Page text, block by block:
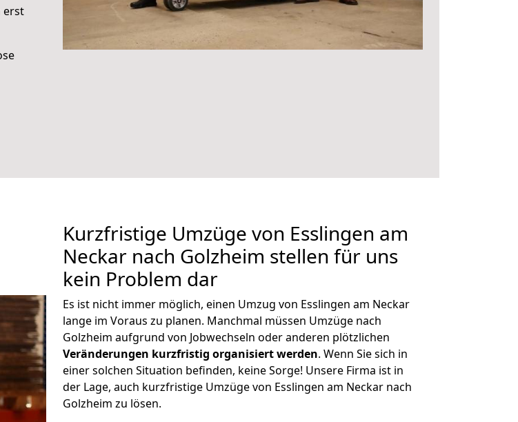
erst
Kurzfristige Umzüge von Esslingen am
Neckar nach Golzheim stellen für uns
kein Problem dar
Es ist nicht immer möglich, einen Umzug von Esslingen am Neckar
lange im Voraus zu planen. Manchmal müssen Umzüge nach
Golzheim aufgrund von Jobwechseln oder anderen plötzlichen
Veränderungen kurzfristig organisiert werden. Wenn Sie sich in
einer solchen Situation befinden, keine Sorge! Unsere Firma ist in
der Lage, auch kurzfristige Umzüge von Esslingen am Neckar nach
Golzheim zu lösen.